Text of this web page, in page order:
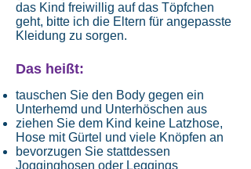
das Kind freiwillig auf das Töpfchen
geht, bitte ich die Eltern für angepasste
Kleidung zu sorgen.
Das heißt:
tauschen Sie den Body gegen ein
Unterhemd und Unterhöschen aus
ziehen Sie dem Kind keine Latzhose,
Hose mit Gürtel und viele Knöpfen an
bevorzugen Sie stattdessen
Jogginghosen oder Leggings